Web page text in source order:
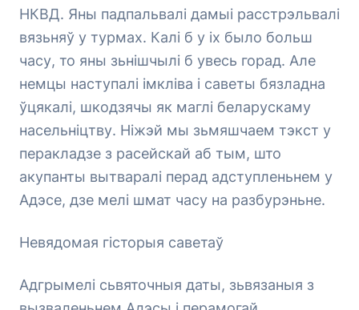
НКВД. Яны падпальвалі дамыі расстрэльвалі
вязьняў у турмах. Калі б у іх было больш
часу, то яны зьнішчылі б увесь горад. Але
немцы наступалі імкліва і саветы бязладна
ўцякалі, шкодзячы як маглі беларускаму
насельніцтву. Ніжэй мы зьмяшчаем тэкст у
перакладзе з расейскай аб тым, што
акупанты вытваралі перад адступленьнем у
Адэсе, дзе мелі шмат часу на разбурэньне.
Невядомая гісторыя саветаў
Адгрымелі сьвяточныя даты, зьвязаныя з